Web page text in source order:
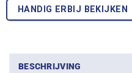
HANDIG ERBIJ BEKIJKEN
BESCHRIJVING